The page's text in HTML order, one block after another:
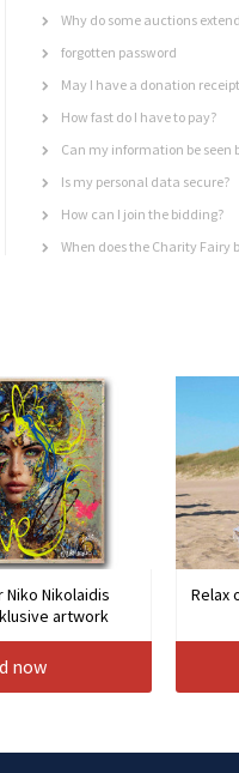
Why do some auctions
forgotten password
May I have a donation
How fast do I have to pay?
Can my information be seen
Is my personal data secure?
How can I join the bidding?
When does the Charity Fairy
Nikolaidis
artwork
now
Relax